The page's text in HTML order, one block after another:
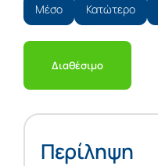
Μέσο Κατώτερο
Διαθέσιμο
Περίληψη